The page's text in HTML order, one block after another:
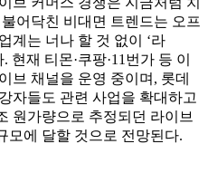
어닥친 비대면 트렌드는 오프
계는 너나 할 것 없이 ‘라
재 티몬·쿠팡·11번가 등 이
브 채널을 운영 중이며, 롯데
자들도 관련 사업을 확대하고
원가량으로 추정되던 라이브
모에 달할 것으로 전망된다.